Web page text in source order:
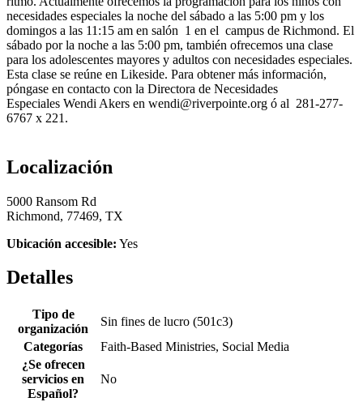
necesidades especiales la noche del sábado a las 5:00 pm y los
domingos a las 11:15 am en salón 1 en el campus de Richmond. El
sábado por la noche a las 5:00 pm, también ofrecemos una clase
para los adolescentes mayores y adultos con necesidades especiales.
Esta clase se reúne en Likeside. Para obtener más información,
póngase en contacto con la Directora de Necesidades
Especiales Wendi Akers en wendi@riverpointe.org ó al 281-277-
6767 x 221.
Localización
5000 Ransom Rd
Richmond, 77469, TX
Ubicación accesible: Yes
Detalles
Tipo de
organización
Sin fines de lucro (501c3)
Categorías
Faith-Based Ministries, Social Media
¿Se ofrecen
servicios en
Español?
No